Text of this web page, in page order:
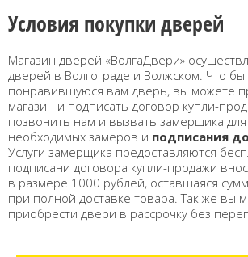
Условия покупки дверей
Магазин дверей «ВолгаДвери»
дверей в Волгограде и Волжском. Что
понравившуюся вам дверь, вы можете
магазин и подписать договор купли-
позвонить нам и вызвать замерщика для
необходимых замеров и подписания
Услуги замерщика предоставляются
подписани договора купли-продажи
в размере 1000 рублей, оставшаяся
при полной доставке товара. Так же вы
приобрести двери в рассрочку без